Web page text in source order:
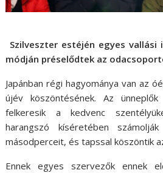
Szilveszter estéjén egyes vallási
módján préselődtek az
Japánban régi hagyománya van az
újév köszöntésének. Az
felkeresik a kedvenc
harangszó kíséretében
másodperceit, és tapssal köszöntik
Ennek egyes szervezők ennek